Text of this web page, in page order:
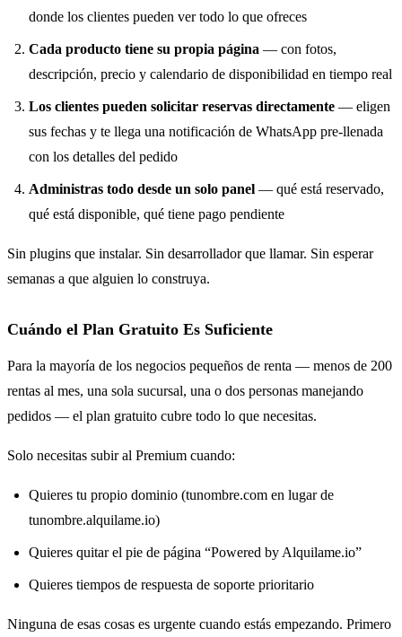
donde los clientes pueden ver todo lo que ofreces
Cada producto tiene su propia página — con fotos,
descripción, precio y calendario de disponibilidad en tiempo real
Los clientes pueden solicitar reservas directamente — eligen
sus fechas y te llega una notificación de WhatsApp pre-llenada
con los detalles del pedido
Administras todo desde un solo panel — qué está reservado,
qué está disponible, qué tiene pago pendiente
Sin plugins que instalar. Sin desarrollador que llamar. Sin esperar
semanas a que alguien lo construya.
Cuándo el Plan Gratuito Es Suficiente
Para la mayoría de los negocios pequeños de renta — menos de 200
rentas al mes, una sola sucursal, una o dos personas manejando
pedidos — el plan gratuito cubre todo lo que necesitas.
Solo necesitas subir al Premium cuando:
Quieres tu propio dominio (tunombre.com en lugar de
tunombre.alquilame.io)
Quieres quitar el pie de página “Powered by Alquilame.io”
Quieres tiempos de respuesta de soporte prioritario
Ninguna de esas cosas es urgente cuando estás empezando. Primero